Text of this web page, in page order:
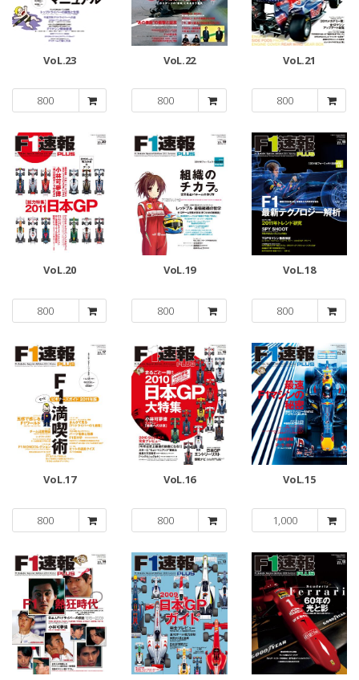
VoL.23
800
VoL.22
800
VoL.21
800
VoL.20
800
VoL.19
800
VoL.18
800
VoL.17
800
VoL.16
800
VoL.15
1,000